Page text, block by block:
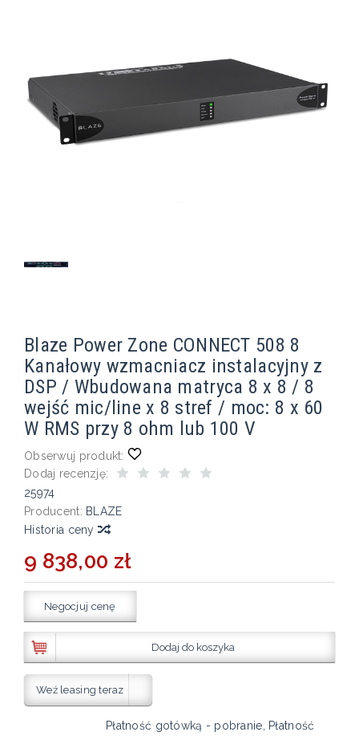
Blaze Power Zone CONNECT 508 8
Kanałowy wzmacniacz instalacyjny z
DSP / Wbudowana matryca 8 x 8 / 8
wejść mic/line x 8 stref / moc: 8 x 60
W RMS przy 8 ohm lub 100 V
Obserwuj produkt:
Dodaj recenzję:
25974
Producent: BLAZE
Historia ceny
9 838,00 zł
Negocjuj cenę
Dodaj do koszyka
Weź leasing teraz
Płatność gotówką - pobranie, Płatność